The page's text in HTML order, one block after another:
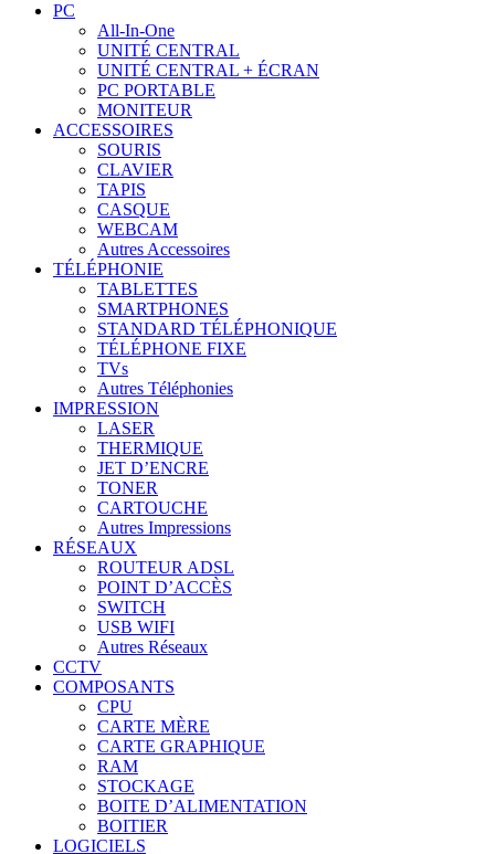
PC
All-In-One
UNITÉ CENTRAL
UNITÉ CENTRAL + ÉCRAN
PC PORTABLE
MONITEUR
ACCESSOIRES
SOURIS
CLAVIER
TAPIS
CASQUE
WEBCAM
Autres Accessoires
TÉLÉPHONIE
TABLETTES
SMARTPHONES
STANDARD TÉLÉPHONIQUE
TÉLÉPHONE FIXE
TVs
Autres Téléphonies
IMPRESSION
LASER
THERMIQUE
JET D’ENCRE
TONER
CARTOUCHE
Autres Impressions
RÉSEAUX
ROUTEUR ADSL
POINT D’ACCÈS
SWITCH
USB WIFI
Autres Réseaux
CCTV
COMPOSANTS
CPU
CARTE MÈRE
CARTE GRAPHIQUE
RAM
STOCKAGE
BOITE D’ALIMENTATION
BOITIER
LOGICIELS